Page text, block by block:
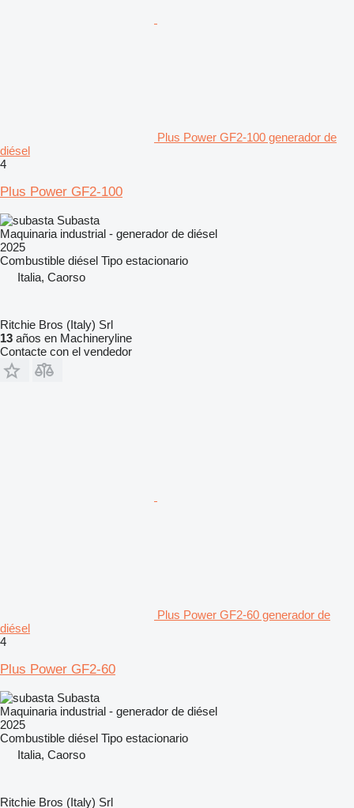
Plus Power GF2-100 generador de
diésel
4
Plus Power GF2-100
Subasta
Maquinaria industrial - generador de diésel
2025
Combustible diésel Tipo estacionario
Italia, Caorso
Ritchie Bros (Italy) Srl
13 años en Machineryline
Contacte con el vendedor
Plus Power GF2-60 generador de
diésel
4
Plus Power GF2-60
Subasta
Maquinaria industrial - generador de diésel
2025
Combustible diésel Tipo estacionario
Italia, Caorso
Ritchie Bros (Italy) Srl